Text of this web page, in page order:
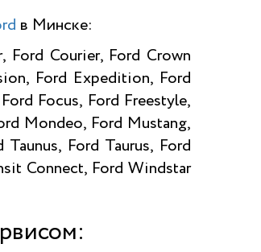
в Минске:
Ford Courier, Ford Crown
Ford Expedition, Ford
Focus, Ford Freestyle,
Mondeo, Ford Mustang,
Ford Taurus, Ford
Connect, Ford Windstar